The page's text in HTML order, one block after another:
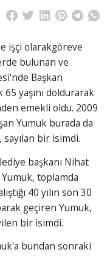
işçi olarakgöreve
bulunan ve
Başkan
65 yaşını doldurarak
emekli oldu. 2009
Yumuk burada da
bir isimdi.
başkanı Nihat
Yumuk, toplamda
40 yılın son 30
geçiren Yumuk,
bir isimdi.
bundan sonraki